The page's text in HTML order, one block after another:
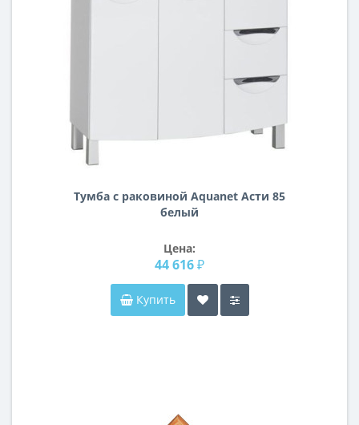
Тумба с раковиной Aquanet Асти 85
белый
Цена:
44 616 ₽
Купить